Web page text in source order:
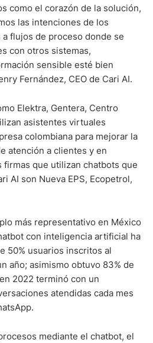
como el corazón de la solución,
las intenciones de los
flujos de proceso donde se
con otros sistemas,
sensible esté bien
Fernández, CEO de Cari AI.
Elektra, Gentera, Centro
asistentes virtuales
colombiana para mejorar la
atención a clientes y en
firmas que utilizan chatbots que
AI son Nueva EPS, Ecopetrol,
más representativo en México
con inteligencia artificial ha
50% usuarios inscritos al
año; asimismo obtuvo 83% de
2022 terminó con un
atendidas cada mes
mediante el chatbot, el